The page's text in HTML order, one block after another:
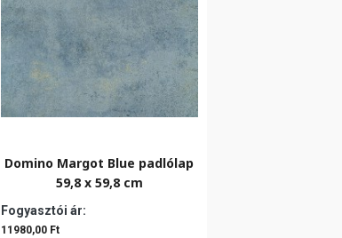
Domino Margot Blue padlólap
59,8 x 59,8 cm
Fogyasztói ár:
11980,00 Ft